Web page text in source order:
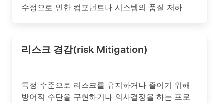
수정으로 인한 컴포넌트나 시스템의 품질 저하
리스크 경감(risk Mitigation)
특정 수준으로 리스크를 유지하거나 줄이기 위해
방어적 수단을 구현하거나 의사결정을 하는 프로